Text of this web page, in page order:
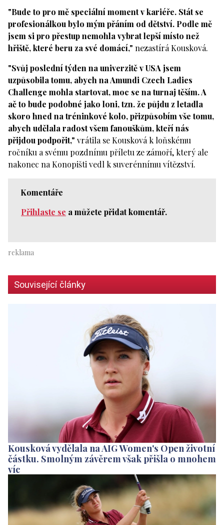
"Bude to pro mě speciální moment v kariéře. Stát se
profesionálkou bylo mým přáním od dětství. Podle mě
jsem si pro přestup nemohla vybrat lepší místo než
hřiště, které beru za své domácí," nezastírá Kousková.
"Svůj poslední týden na univerzitě v USA jsem
uzpůsobila tomu, abych na Amundi Czech Ladies
Challenge mohla startovat, moc se na turnaj těším. A
ač to bude podobné jako loni, tzn. že půjdu z letadla
skoro hned na tréninkové kolo, přizpůsobím vše tomu,
abych udělala radost všem fanouškům, kteří nás
přijdou podpořit," vrátila se Kousková k loňskému
ročníku a svému pozdnímu příletu ze zámoří, který ale
nakonec na Konopišti vedl k suverénnímu vítězství.
Komentáře
Přihlaste se a můžete přidat komentář.
Související články
Kousková vydělala na AIG Women's Open životní
částku. Smolným závěrem však přišla o mnohem
víc